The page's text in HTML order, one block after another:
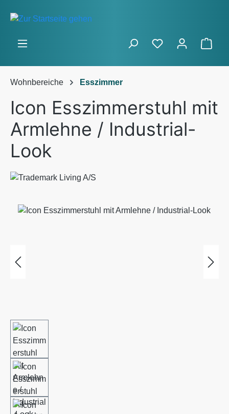
Zum Hauptinhalt springen
Wohnbereiche Esszimmer
Icon Esszimmerstuhl mit
Armlehne / Industrial-
Look
Bildergalerie überspringen